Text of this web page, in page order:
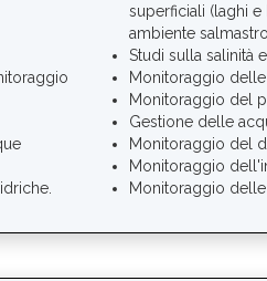
superficiali (laghi e
ambiente salmastro.
Studi sulla salinità
Monitoraggio
Monitoraggio del
Gestione delle
Monitoraggio del
Monitoraggio
Monitoraggio